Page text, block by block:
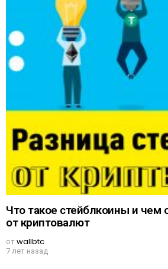
Что такое стейблкоины и чем
от криптовалют
отwallbtc
7 лет назад